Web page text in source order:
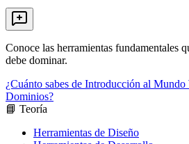
Conoce las herramientas fundamentales
debe dominar.
¿Cuánto sabes de Introducción al
Dominios?
📘 Teoría
Herramientas de Diseño